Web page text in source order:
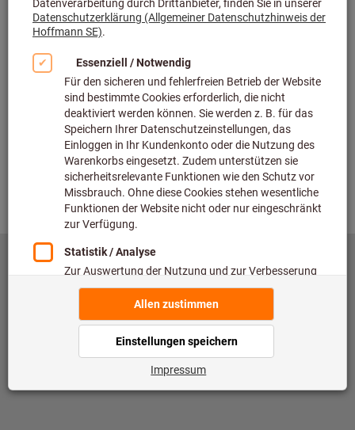
Größe
Der Wert für den Parameter fehlt oder ist leer.
Überprüfen
Zurück
copyright by Hoffmann SE
toolscout@hoffmann-group.com
Nutzungsbedingungen